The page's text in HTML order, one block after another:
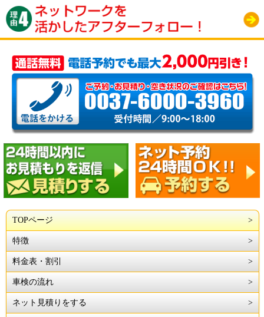
TOPページ
特徴
料金表・割引
車検の流れ
ネット見積りをする